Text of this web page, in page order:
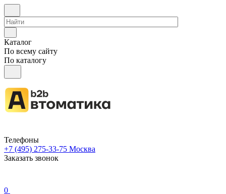
Каталог
По всему сайту
По каталогу
Телефоны
+7 (495) 275-33-75 Москва
Заказать звонок
0